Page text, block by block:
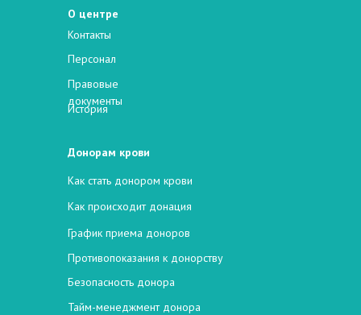
Контакты
О центре
Персонал
Правовые
документы
История
Донорам крови
Как происходит донация
Как стать донором крови
График приема доноров
Противопоказания к донорству
Безопасность донора
Тайм-менеджмент донора